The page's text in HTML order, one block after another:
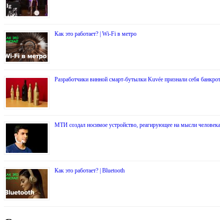
Как это работает? | Wi-Fi в метро
Разработчики винной смарт-бутылки Kuvée признали себя
МТИ создал носимое устройство, реагирующее на мысли
Как это работает? | Bluetooth